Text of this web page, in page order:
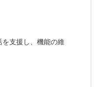
支援し、機能の維